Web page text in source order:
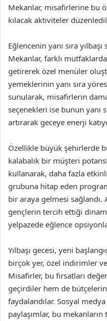
Mekanlar, misafirlerine bu
kılacak aktiviteler
Eğlencenin yanı sıra
Mekanlar, farklı
getirerek özel menüler
yemeklerinin yanı sıra
sunularak, misafirlerin
seçenekleri ise bunun yanı
artırarak geceye enerji
Özellikle büyük şehirlerde
kalabalık bir müşteri
kullanarak, daha fazla
grubuna hitap eden
bir araya gelmesi
gençlerin tercih ettiği
yelpazede eğlence
Yılbaşı gecesi, yeni
birçok yer, özel indirimler
Misafirler, bu fırsatları
geçirdiler hem de
faydalandılar. Sosyal
paylaşımlar, bu mekanların